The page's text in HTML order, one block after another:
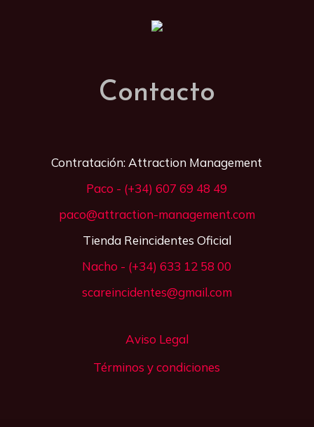
Contacto
Contratación: Attraction Management
Paco - (+34) 607 69 48 49
paco@attraction-management.com
Tienda Reincidentes Oficial
Nacho - (+34) 633 12 58 00
scareincidentes@gmail.com
Aviso Legal
Términos y condiciones